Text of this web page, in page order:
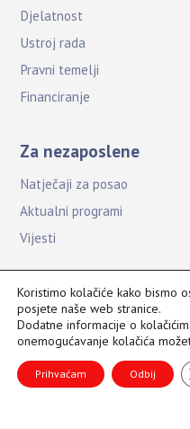
Djelatnost
Ustroj rada
Pravni temelji
Financiranje
Za nezaposlene
Natječaji za posao
Aktualni programi
Vijesti
Sva prava pridržana Služba za
Koristimo kolačiće kako bismo
posjete naše web stranice.
Dodatne informacije o
onemogućavanje kolačića
Prihvaćam Odbij